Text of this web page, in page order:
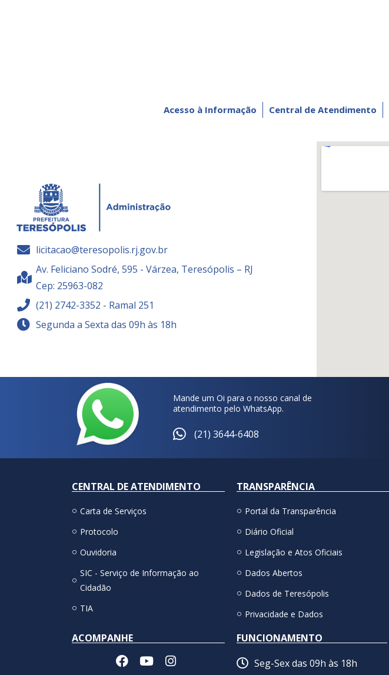
Acesso à Informação Central de Atendimento
licitacao@teresopolis.rj.gov.br
Av. Feliciano Sodré, 595 - Várzea, Teresópolis – RJ
Cep: 25963-082
(21) 2742-3352 - Ramal 251
Segunda a Sexta das 09h às 18h
Mande um Oi para o nosso canal de
atendimento pelo WhatsApp.
(21) 3644-6408
CENTRAL DE ATENDIMENTO
Carta de Serviços
Protocolo
Ouvidoria
SIC - Serviço de Informação ao
Cidadão
TIA
TRANSPARÊNCIA
Portal da Transparência
Diário Oficial
Legislação e Atos Oficiais
Dados Abertos
Dados de Teresópolis
Privacidade e Dados
ACOMPANHE
FUNCIONAMENTO
Seg-Sex das 09h às 18h